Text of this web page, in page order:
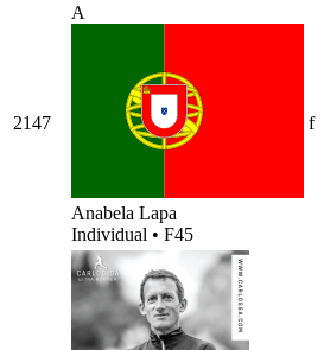
2147
A
Anabela Lapa
Individual • F45
f